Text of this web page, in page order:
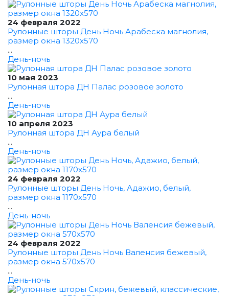
24 февраля 2022
Рулонные шторы День Ночь Арабеска магнолия,
размер окна 1320x570
...
День-ночь
10 мая 2023
Рулонная штора ДН Палас розовое золото
...
День-ночь
10 апреля 2023
Рулонная штора ДН Аура белый
...
День-ночь
24 февраля 2022
Рулонные шторы День Ночь, Адажио, белый,
размер окна 1170x570
...
День-ночь
24 февраля 2022
Рулонные шторы День Ночь Валенсия бежевый,
размер окна 570x570
...
День-ночь